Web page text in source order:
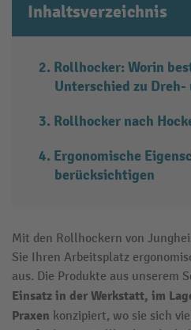
Inhaltsverzeichnis
Rollhocker: Worin
Unterschied zu
Rollhocker nach
Ergonomische
berücksichtigen
Mit den Rollhockern von
Sie Ihren Arbeitsplatz
aus. Die Produkte aus unserem
Einsatz in der Werkstatt, im
Praxen konzipiert, wo sie sich